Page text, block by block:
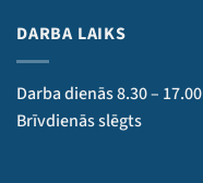
DARBA LAIKS
Darba dienās 8.30 – 17.00
Brīvdienās slēgts